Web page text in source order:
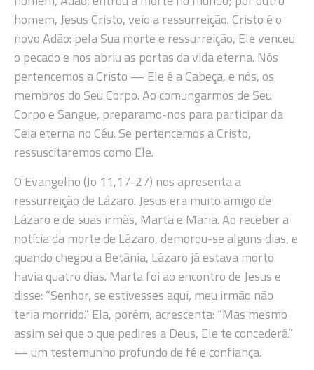
homem, Jesus Cristo, veio a ressurreição. Cristo é o
novo Adão: pela Sua morte e ressurreição, Ele venceu
o pecado e nos abriu as portas da vida eterna. Nós
pertencemos a Cristo — Ele é a Cabeça, e nós, os
membros do Seu Corpo. Ao comungarmos de Seu
Corpo e Sangue, preparamo-nos para participar da
Ceia eterna no Céu. Se pertencemos a Cristo,
ressuscitaremos como Ele.
O Evangelho (Jo 11,17-27) nos apresenta a
ressurreição de Lázaro. Jesus era muito amigo de
Lázaro e de suas irmãs, Marta e Maria. Ao receber a
notícia da morte de Lázaro, demorou-se alguns dias, e
quando chegou a Betânia, Lázaro já estava morto
havia quatro dias. Marta foi ao encontro de Jesus e
disse: “Senhor, se estivesses aqui, meu irmão não
teria morrido.” Ela, porém, acrescenta: “Mas mesmo
assim sei que o que pedires a Deus, Ele te concederá.”
— um testemunho profundo de fé e confiança.